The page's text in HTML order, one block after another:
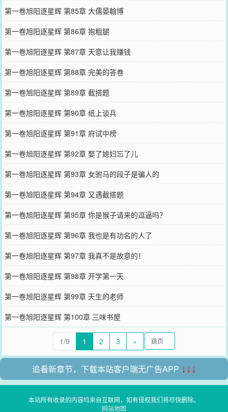
第一卷旭阳逐星辉 第85章 大儒晏翰博
第一卷旭阳逐星辉 第86章 抱粗腿
第一卷旭阳逐星辉 第87章 天意让我赚钱
第一卷旭阳逐星辉 第88章 完美的答卷
第一卷旭阳逐星辉 第89章 截搭题
第一卷旭阳逐星辉 第90章 纸上谈兵
第一卷旭阳逐星辉 第91章 府试中榜
第一卷旭阳逐星辉 第92章 娶了媳妇忘了儿
第一卷旭阳逐星辉 第93章 女驸马的段子是骗人的
第一卷旭阳逐星辉 第94章 又遇截搭题
第一卷旭阳逐星辉 第95章 你是猴子请来的逗逼吗？
第一卷旭阳逐星辉 第96章 我也是有功名的人了
第一卷旭阳逐星辉 第97章 我真不是故意的！
第一卷旭阳逐星辉 第98章 开学第一天
第一卷旭阳逐星辉 第99章 天生的老师
第一卷旭阳逐星辉 第100章 三味书屋
1/9 1 2 3 »
追看新章节，下载本站客户端无广告APP ↓↓↓
本站所有收录的内容均来自互联网，如有侵权我们将尽快删除。
网站地图